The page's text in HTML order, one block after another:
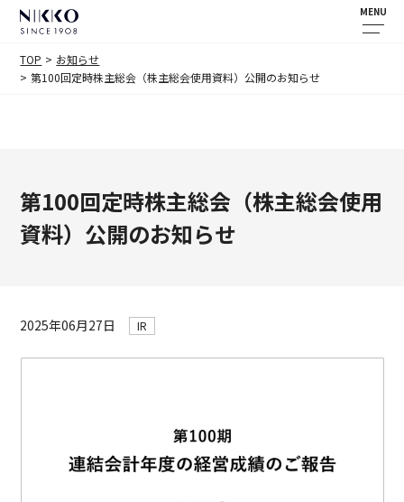
MENU
TOP
お知らせ
第100回定時株主総会（株主総会使用資料）公開のお知らせ
第100回定時株主総会（株主総会使用
資料）公開のお知らせ
2025年06月27日 IR